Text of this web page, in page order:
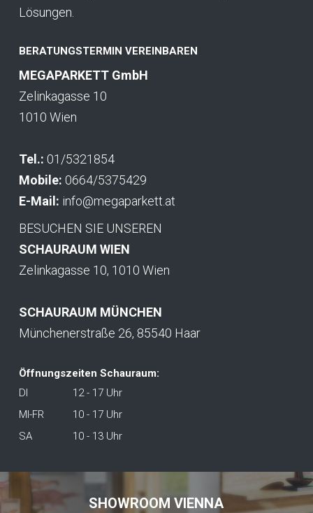
Lösungen.
BERATUNGSTERMIN VEREINBAREN
MEGAPARKETT GmbH
Zelinkagasse 10
1010 Wien
Tel.: 01/5321854
Mobile: 0664/5375429
E-Mail: info@megaparkett.at
BESUCHEN SIE UNSEREN
SCHAURAUM WIEN
Zelinkagasse 10, 1010 Wien
SCHAURAUM MÜNCHEN
Münchenerstraße 26, 85540 Haar
Öffnungszeiten Schauraum:
DI
12 - 17 Uhr
MI-FR
10 - 17 Uhr
SA
10 - 13 Uhr
SHOWROOM VIENNA